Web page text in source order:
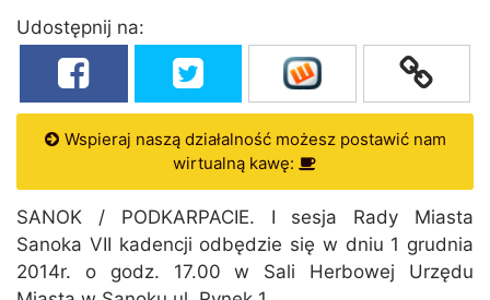
Udostępnij na:
Wspieraj naszą działalność możesz postawić nam
wirtualną kawę:
SANOK / PODKARPACIE. I sesja Rady Miasta
Sanoka VII kadencji odbędzie się w dniu 1 grudnia
2014r. o godz. 17.00 w Sali Herbowej Urzędu